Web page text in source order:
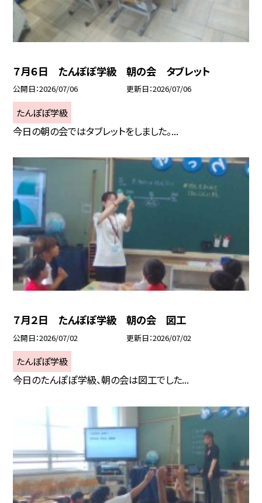
７月６日 たんぽぽ学級 朝の会 タブレット
公開日 2026/07/06 更新日 2026/07/06
たんぽぽ学級
今日の朝の会ではタブレットをしました。...
７月２日 たんぽぽ学級 朝の会 図工
公開日 2026/07/02 更新日 2026/07/02
たんぽぽ学級
今日のたんぽぽ学級、朝の会は図工でした...